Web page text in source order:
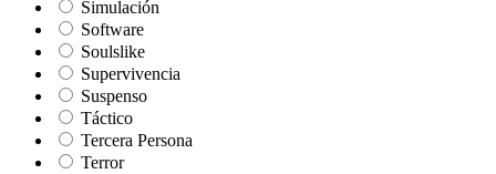
Simulación
Software
Soulslike
Supervivencia
Suspenso
Táctico
Tercera Persona
Terror